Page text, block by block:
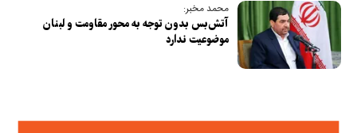
محمد مخبر:
آتش‌بس بدون توجه به محور مقاومت و لبنان
موضوعیت ندارد